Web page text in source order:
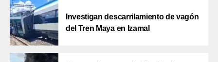
Investigan descarrilamiento de vagón
del Tren Maya en Izamal